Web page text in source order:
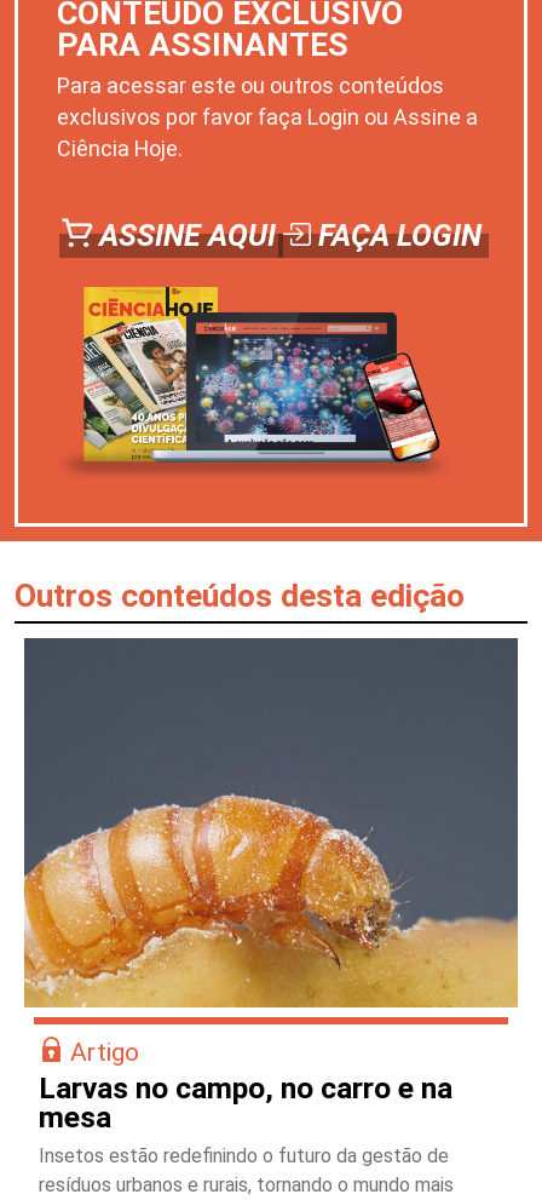
CONTEÚDO EXCLUSIVO
PARA ASSINANTES
Para acessar este ou outros conteúdos
exclusivos por favor faça Login ou Assine a
Ciência Hoje.
ASSINE AQUI FAÇA LOGIN
Outros conteúdos desta edição
Artigo
Larvas no campo, no carro e na
mesa
Insetos estão redefinindo o futuro da gestão de
resíduos urbanos e rurais, tornando o mundo mais